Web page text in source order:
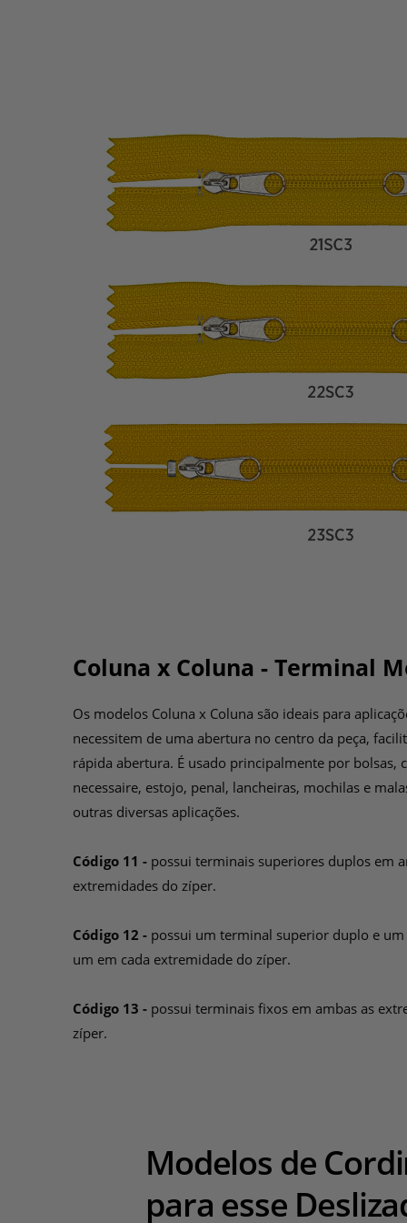
Coluna x Coluna - Terminal
Os modelos Coluna x Coluna são ideais para
necessitem de uma abertura no centro da peça,
rápida abertura. É usado principalmente por bolsas,
necessaire, estojo, penal, lancheiras, mochilas e
outras diversas aplicações.
Código 11 - possui terminais superiores duplos em
extremidades do zíper.
Código 12 - possui um terminal superior duplo e
um em cada extremidade do zíper.
Código 13 - possui terminais fixos em ambas as
zíper.
Modelos de
para esse